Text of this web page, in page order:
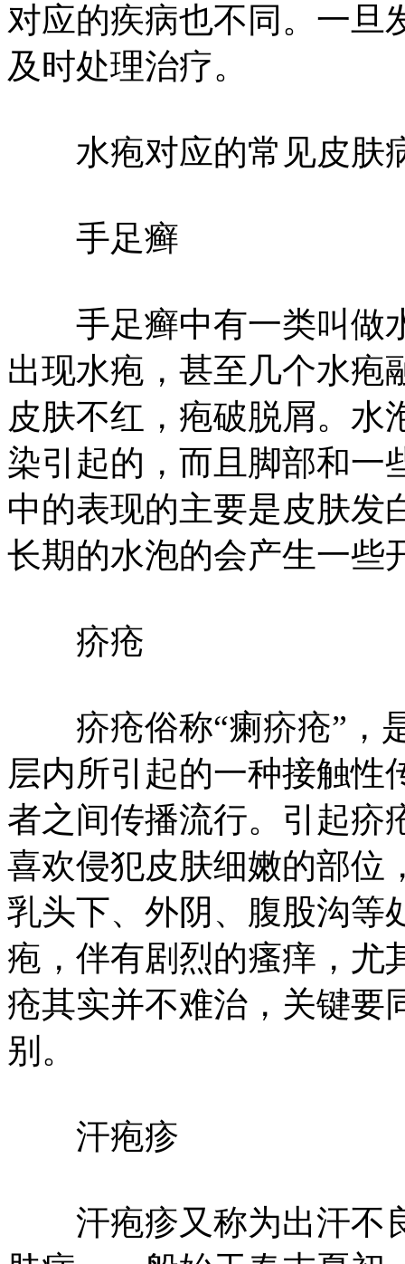
对应的疾病也不同。一旦
及时处理治疗。
水疱对应的常见皮肤
手足癣
手足癣中有一类叫做
出现水疱，甚至几个水疱
皮肤不红，疱破脱屑。水
染引起的，而且脚部和一
中的表现的主要是皮肤发
长期的水泡的会产生一些
疥疮
疥疮俗称“瘌疥疮”，
层内所引起的一种接触性
者之间传播流行。引起疥
喜欢侵犯皮肤细嫩的部位
乳头下、外阴、腹股沟等
疱，伴有剧烈的瘙痒，尤
疮其实并不难治，关键要
别。
汗疱疹
汗疱疹又称为出汗不